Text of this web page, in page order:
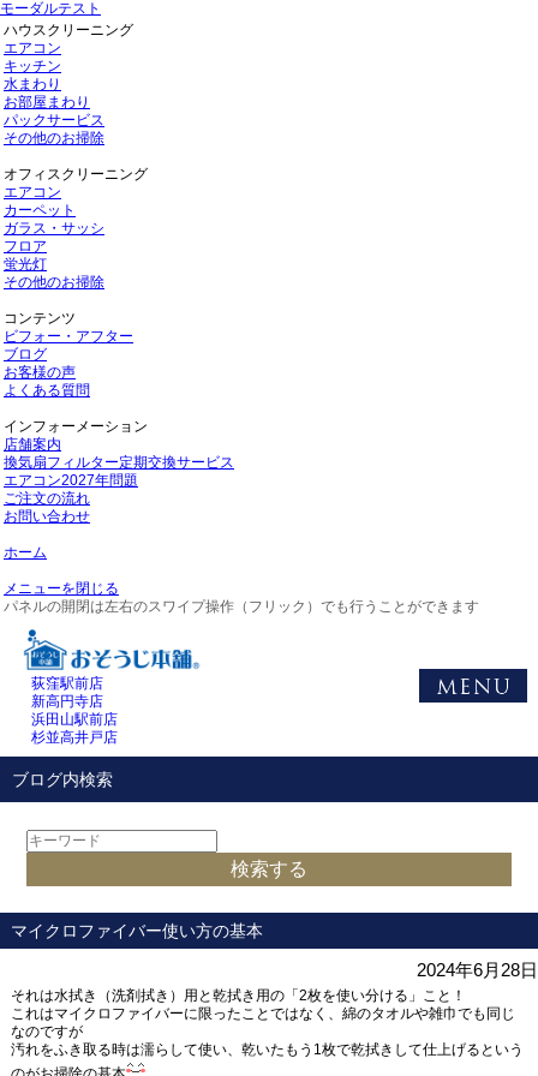
モーダルテスト
ハウスクリーニング
エアコン
キッチン
水まわり
お部屋まわり
パックサービス
その他のお掃除
オフィスクリーニング
エアコン
カーペット
ガラス・サッシ
フロア
蛍光灯
その他のお掃除
コンテンツ
ビフォー・アフター
ブログ
お客様の声
よくある質問
インフォーメーション
店舗案内
換気扇フィルター定期交換サービス
エアコン2027年問題
ご注文の流れ
お問い合わせ
ホーム
メニューを閉じる
パネルの開閉は左右のスワイプ操作（フリック）でも行うことができます
荻窪駅前店
新高円寺店
浜田山駅前店
杉並高井戸店
ブログ内検索
マイクロファイバー使い方の基本
2024年6月28日
それは水拭き（洗剤拭き）用と乾拭き用の「2枚を使い分ける」こと！
これはマイクロファイバーに限ったことではなく、綿のタオルや雑巾でも同じ
なのですが
汚れをふき取る時は濡らして使い、乾いたもう1枚で乾拭きして仕上げるという